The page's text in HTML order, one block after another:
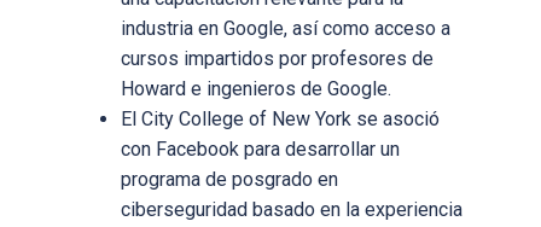
industria en Google, así como acceso a
cursos impartidos por profesores de
Howard e ingenieros de Google.
El City College of New York se asoció
con Facebook para desarrollar un
programa de posgrado en
ciberseguridad basado en la experiencia